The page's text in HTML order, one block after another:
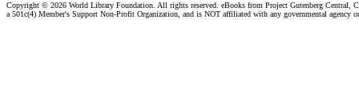
Copyright © 2026 World Library Foundation. All rights reserved. eBooks from Project Gutenberg Central,
a 501c(4) Member's Support Non-Profit Organization, and is NOT affiliated with any governmental agency